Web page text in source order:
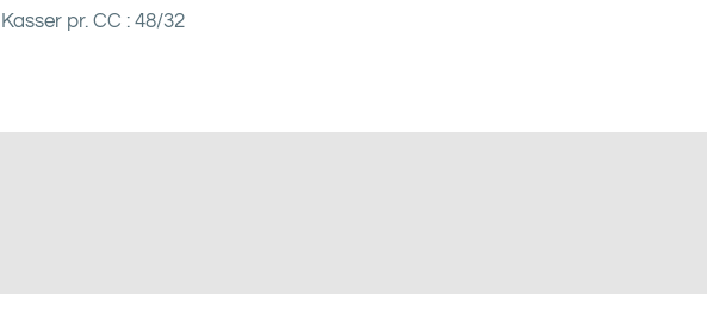
Kasser pr. CC : 48/32